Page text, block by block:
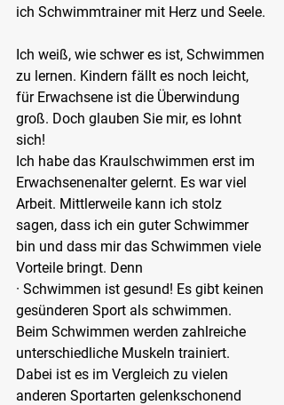
ich Schwimmtrainer mit Herz und Seele.
Ich weiß, wie schwer es ist, Schwimmen
zu lernen. Kindern fällt es noch leicht,
für Erwachsene ist die Überwindung
groß. Doch glauben Sie mir, es lohnt
sich!
Ich habe das Kraulschwimmen erst im
Erwachsenenalter gelernt. Es war viel
Arbeit. Mittlerweile kann ich stolz
sagen, dass ich ein guter Schwimmer
bin und dass mir das Schwimmen viele
Vorteile bringt. Denn
· Schwimmen ist gesund! Es gibt keinen
gesünderen Sport als schwimmen.
Beim Schwimmen werden zahlreiche
unterschiedliche Muskeln trainiert.
Dabei ist es im Vergleich zu vielen
anderen Sportarten gelenkschonend